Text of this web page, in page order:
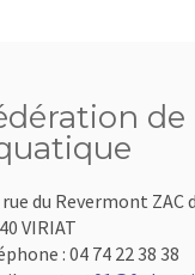
du Revermont ZAC
VIRIAT
: 04 74 22 38 38